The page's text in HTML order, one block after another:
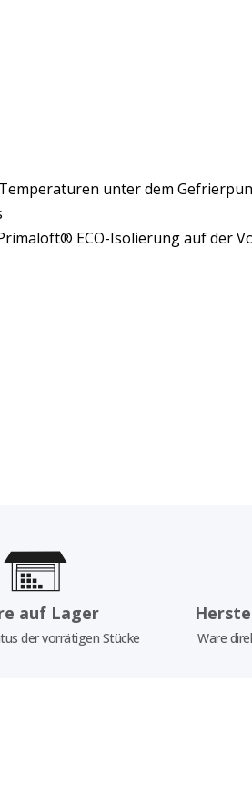
unter dem
ECO-Isolierung auf der
auf Lager
der vorrätigen Stücke Ware